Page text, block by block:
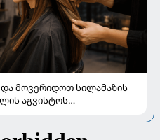
მოვერიდოთ სილამაზის
აგვისტოს